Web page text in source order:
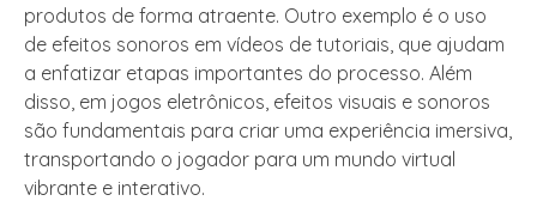
produtos de forma atraente. Outro exemplo é o uso
de efeitos sonoros em vídeos de tutoriais, que ajudam
a enfatizar etapas importantes do processo. Além
disso, em jogos eletrônicos, efeitos visuais e sonoros
são fundamentais para criar uma experiência imersiva,
transportando o jogador para um mundo virtual
vibrante e interativo.